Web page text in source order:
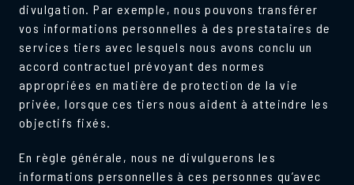
divulgation. Par exemple, nous pouvons transférer
vos informations personnelles à des prestataires de
services tiers avec lesquels nous avons conclu un
accord contractuel prévoyant des normes
appropriées en matière de protection de la vie
privée, lorsque ces tiers nous aident à atteindre les
objectifs fixés.
En règle générale, nous ne divulguerons les
informations personnelles à ces personnes qu’avec